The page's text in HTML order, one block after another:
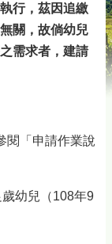
行，茲因追繳
關，故倘幼兒
需求者，建請
閱「申請作業說
幼兒（108年9